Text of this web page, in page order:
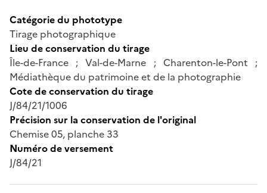
Catégorie du phototype
Tirage photographique
Lieu de conservation du tirage
Île-de-France ; Val-de-Marne ; Charenton-le-Pont ;
Médiathèque du patrimoine et de la photographie
Cote de conservation du tirage
J/84/21/1006
Précision sur la conservation de l'original
Chemise 05, planche 33
Numéro de versement
J/84/21